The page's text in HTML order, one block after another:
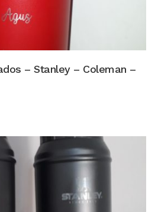
– Stanley – Coleman –